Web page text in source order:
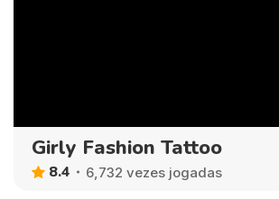
Girly Fashion Tattoo
8.4 6,732 vezes jogadas